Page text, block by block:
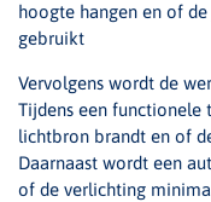
hoogte hangen en of
gebruikt
Vervolgens wordt de
Tijdens een
lichtbron brandt en of
Daarnaast wordt een
of de verlichting